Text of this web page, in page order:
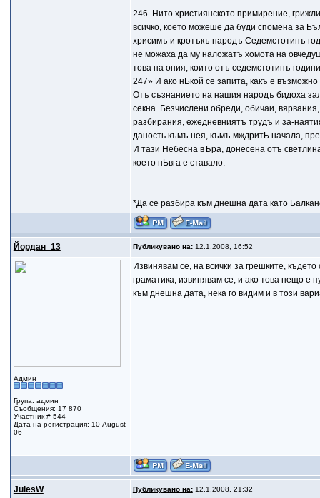
246. Нито християнското примирение,
всичко, което можеше да буди спомена за
хрисимъ и кротъкъ народъ Седемстотинъ
не можаха да му наложатъ хомота на
това на ония, които отъ седемстотинъ
247» И ако нЬкой се запита, какъ е
Отъ съзнанието на нашия народъ бидоха
секна. Безчислени обреди, обичаи,
разбирания, ежедневниятъ трудъ и за-
даность къмъ нея, къмъ мждритЬ начала,
И тази Небесна вЪра, донесена отъ
което нЬвга е ставало.
*Да се разбира към днешна дата като
Йордан_13 Публикувано на:12.1.2008, 16:52
Админ
Група: админ
Съобщения: 17 870
Участник # 544
Дата на регистрация: 10-August
06
Извинявам се, на всички за грешките,
граматика; извинявам се, и ако това нещо е
към днешна дата, нека го видим и в този
JulesW Публикувано на:12.1.2008, 21:32